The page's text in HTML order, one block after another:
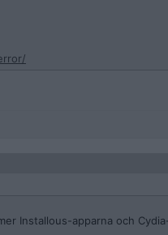
Installous-apparna och